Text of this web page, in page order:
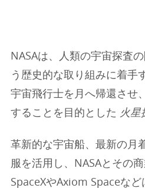
NASAは、人類の宇宙探査
う歴史的な取り組みに着手
宇宙飛行士を月へ帰還させ
することを目的とした 火星
革新的な宇宙船、最新の月
服を活用し、NASAとその
SpaceXやAxiom Spaceな